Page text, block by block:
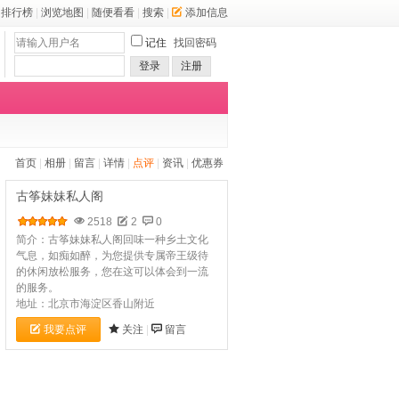
排行榜 浏览地图 随便看看 搜索 添加信息
记住 找回密码
登录
注册
首页 相册 留言 详情 点评 资讯 优惠券
古筝妹妹私人阁
2518 2
0
简介：古筝妹妹私人阁回味一种乡土文化
气息，如痴如醉，为您提供专属帝王级待
的休闲放松服务，您在这可以体会到一流
的服务。
地址：北京市海淀区香山附近
我要点评 关注 留言